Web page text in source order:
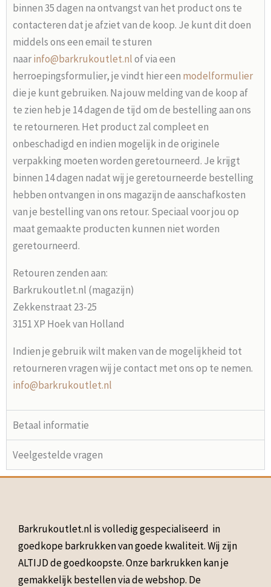
binnen 35 dagen na ontvangst van het product ons te
contacteren dat je afziet van de koop. Je kunt dit doen
middels ons een email te sturen
naarinfo@barkrukoutlet.nlof via een
herroepingsformulier, je vindt hier een modelformulier
die je kunt gebruiken. Na jouw melding van de koop af
te zien heb je 14 dagen de tijd om de bestelling aan ons
te retourneren. Het product zal compleet en
onbeschadigd en indien mogelijk in de originele
verpakking moeten worden geretourneerd. Je krijgt
binnen 14 dagen nadat wij je geretourneerde bestelling
hebben ontvangen in ons magazijn de aanschafkosten
van je bestelling van ons retour. Speciaal voor jou op
maat gemaakte producten kunnen niet worden
geretourneerd.
Retouren zenden aan:
Barkrukoutlet.nl (magazijn)
Zekkenstraat 23-25
3151 XP Hoek van Holland
Indien je gebruik wilt maken van de mogelijkheid tot
retourneren vragen wij je contact met ons op te nemen.
info@barkrukoutlet.nl
Betaal informatie
Veelgestelde vragen
Barkrukoutlet.nl is volledig gespecialiseerd in
goedkope barkrukken van goede kwaliteit. Wij zijn
ALTIJD de goedkoopste. Onze barkrukken kan je
gemakkelijk bestellen via de webshop. De